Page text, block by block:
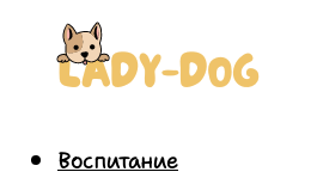
Воспитание